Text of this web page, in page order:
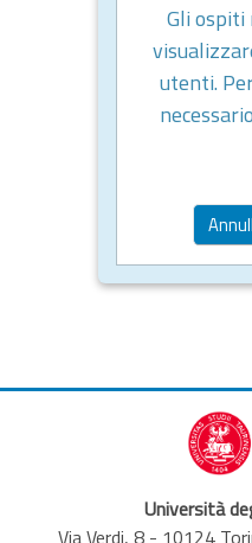
Gli ospiti
utenti.
Università
Via Verdi, 8 - 10124